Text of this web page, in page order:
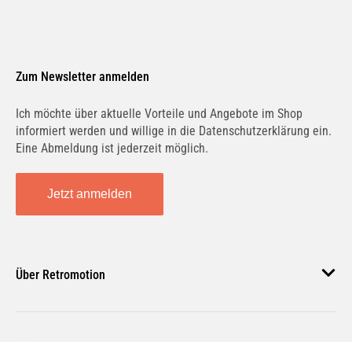
Zum Newsletter anmelden
Ich möchte über aktuelle Vorteile und Angebote im Shop
informiert werden und willige in die Datenschutzerklärung ein.
Eine Abmeldung ist jederzeit möglich.
Jetzt anmelden
Über Retromotion